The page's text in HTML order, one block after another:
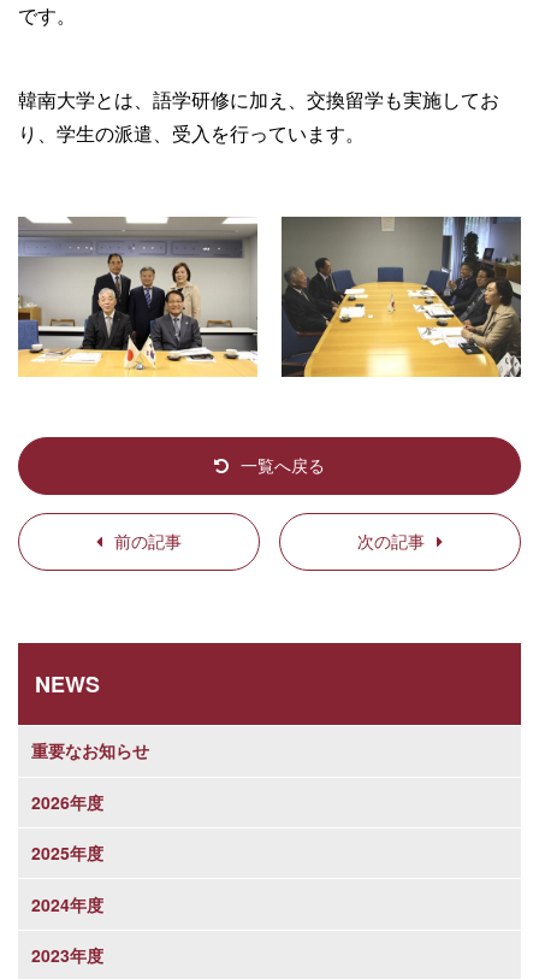
です。
韓南大学とは、語学研修に加え、交換留学も実施してお
り、学生の派遣、受入を行っています。
前の記事
一覧へ戻る
次の記事
NEWS
重要なお知らせ
2026年度
2025年度
2024年度
2023年度